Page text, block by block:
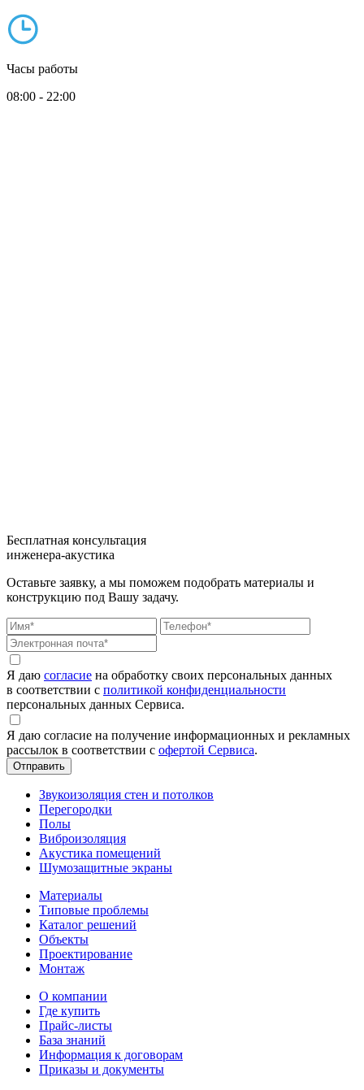
Часы работы
08:00 - 22:00
Бесплатная консультация
инженера-акустика
Оставьте заявку, а мы поможем подобрать материалы и
конструкцию под Вашу задачу.
Я даю согласие на обработку своих персональных данных
в соответствии с политикой конфиденциальности
персональных данных Сервиса.
Я даю согласие на получение информационных и рекламных
рассылок в соответствии с офертой Сервиса.
Звукоизоляция стен и потолков
Перегородки
Полы
Виброизоляция
Акустика помещений
Шумозащитные экраны
Материалы
Типовые проблемы
Каталог решений
Объекты
Проектирование
Монтаж
О компании
Где купить
Прайс-листы
База знаний
Информация к договорам
Приказы и документы